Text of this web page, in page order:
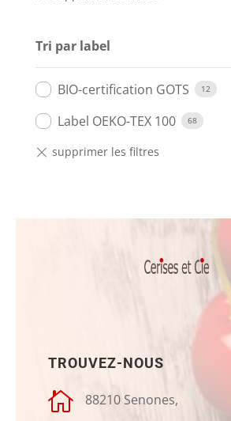
Tri par label
BIO-certification GOTS 12
Label OEKO-TEX 100 68
TROUVEZ-NOUS

88210 Senones,